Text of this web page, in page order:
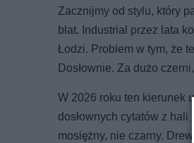
Zacznijmy od stylu, który
blat. Industrial przez lata
Łodzi. Problem w tym, że
Dosłownie. Za dużo
W 2026 roku ten kierunek
dosłownych cytatów z hali
mosiężny, nie czarny.